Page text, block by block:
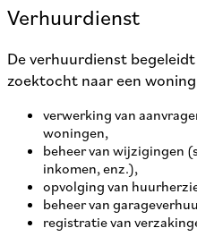
Verhuurdienst
De verhuurdienst
zoektocht naar een
verwerking van
woningen,
beheer van wijzigingen
inkomen, enz.),
opvolging van
beheer van
registratie van